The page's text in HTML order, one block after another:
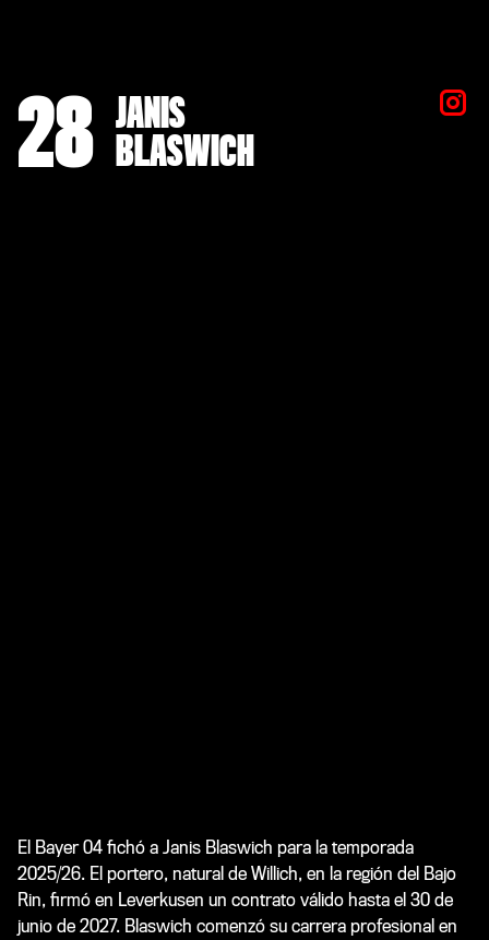
28 JANIS
BLASWICH
El Bayer 04 fichó a Janis Blaswich para la temporada
2025/26. El portero, natural de Willich, en la región del Bajo
Rin, firmó en Leverkusen un contrato válido hasta el 30 de
junio de 2027. Blaswich comenzó su carrera profesional en